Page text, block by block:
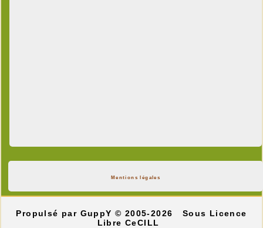
Mentions légales
Propulsé par GuppY© 2005-2026
Sous Licence
Libre CeCILL